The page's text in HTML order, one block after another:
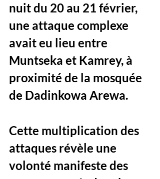
nuit du 20 au 21 février,
une attaque complexe
avait eu lieu entre
Muntseka et Kamrey, à
proximité de la mosquée
de Dadinkowa Arewa.
Cette multiplication des
attaques révèle une
volonté manifeste des